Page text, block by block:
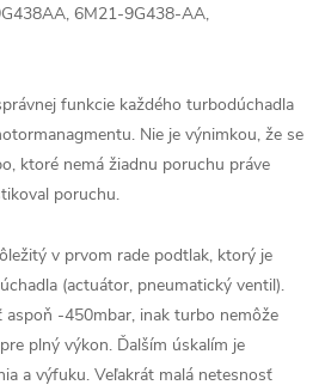
6M21-9G438-AA,
funkcie každého turbodúchadla
Nie je výnimkou, že se
ktoré nemá žiadnu poruchu práve
poruchu.
v prvom rade podtlak, ktorý je
(actuátor, pneumatický ventil).
-450mbar, inak turbo nemôže
plný výkon. Ďalším úskalím je
a výfuku. Veľakrát malá netesnosť